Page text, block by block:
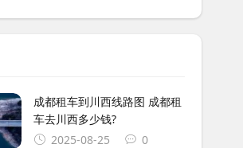
成都租车到川西线路图 成都租
车去川西多少钱?
2025-08-25
0